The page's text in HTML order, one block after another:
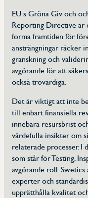
EU:s Gröna Giv och
Reporting Directive är
forma framtiden för
ansträngningar räcker
granskning och
avgörande för att
också trovärdiga.
Det är viktigt att inte
till enbart finansiella
innebära resursbrist
värdefulla insikter om
relaterade processer. I
som står för Testing,
avgörande roll.
experter och
upprätthålla kvalitet